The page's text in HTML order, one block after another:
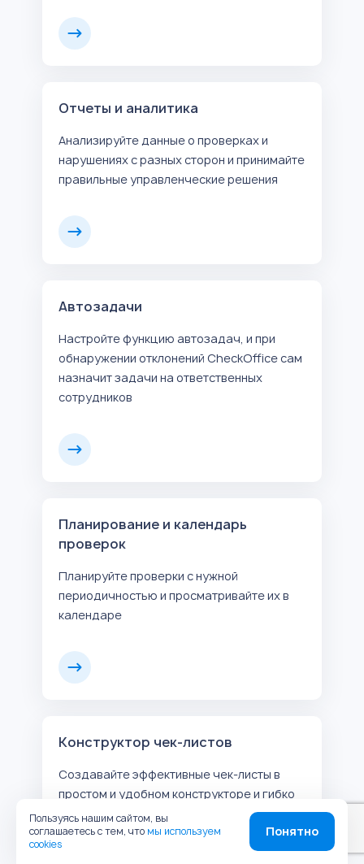
Отчеты и аналитика
Анализируйте данные о проверках и
нарушениях с разных сторон и принимайте
правильные управленческие решения
Автозадачи
Настройте функцию автозадач, и при
обнаружении отклонений CheckOffice сам
назначит задачи на ответственных
сотрудников
Планирование и календарь
проверок
Планируйте проверки с нужной
периодичностью и просматривайте их в
календаре
Конструктор чек-листов
Создавайте эффективные чек-листы в
простом и удобном конструкторе и гибко
настраивайте их
Пользуясь нашим сайтом, вы
соглашаетесь с тем, что мы используем
cookies
Понятно